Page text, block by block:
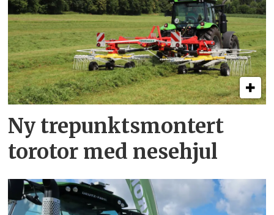
Ny trepunkts­montert
torotor med nesehjul